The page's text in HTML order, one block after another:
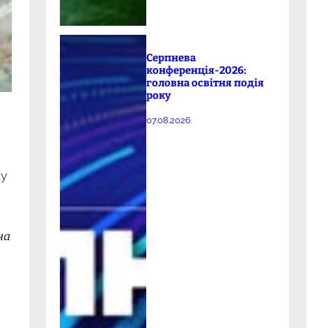
Серпнева
конференція-2026:
головна освітня подія
року
07.08.2026